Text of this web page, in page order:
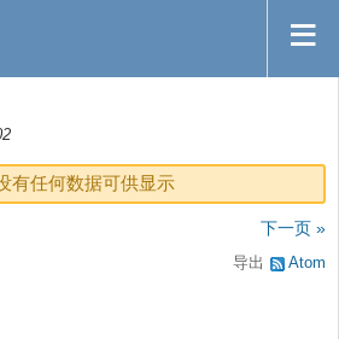
有任何数据可供显示
下一页 »
导出 Atom